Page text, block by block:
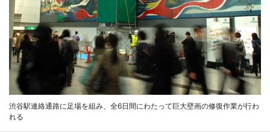
渋谷駅連絡通路に足場を組み、全6日間にわたって巨大壁画の修復作業が行わ
れる